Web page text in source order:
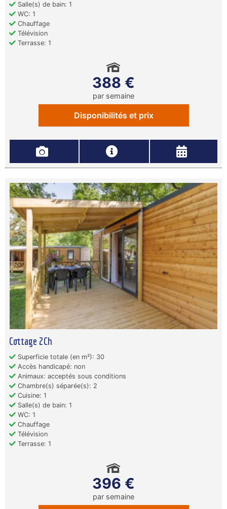
Salle(s) de bain: 1
WC: 1
Chauffage
Télévision
Terrasse: 1
388 €
par semaine
Disponibilités et prix
Cottage 2Ch
Superficie totale (en m²): 30
Accès handicapé: non
Animaux: acceptés sous conditions
Chambre(s) séparée(s): 2
Cuisine: 1
Salle(s) de bain: 1
WC: 1
Chauffage
Télévision
Terrasse: 1
396 €
par semaine